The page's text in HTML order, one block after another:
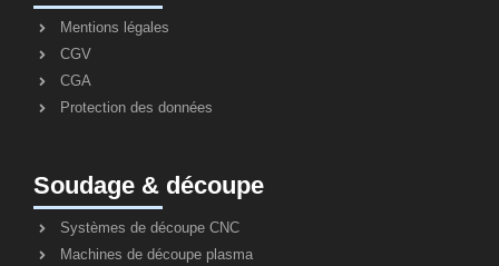
Mentions légales
CGV
CGA
Protection des données
Soudage & découpe
Systèmes de découpe CNC
Machines de découpe plasma